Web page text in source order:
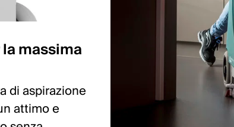
massima
di aspirazione
attimo e